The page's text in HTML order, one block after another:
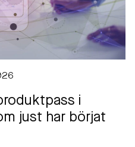
i
just har börjat